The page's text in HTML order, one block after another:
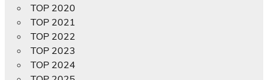
TOP 2020
TOP 2021
TOP 2022
TOP 2023
TOP 2024